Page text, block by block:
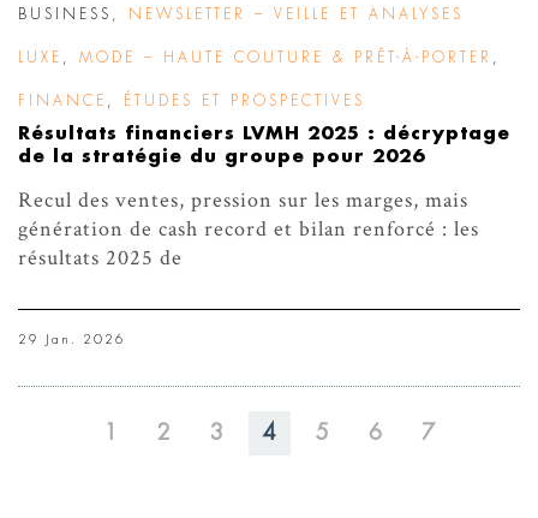
BUSINESS NEWSLETTER – VEILLE ET ANALYSES
LUXE MODE – HAUTE COUTURE & PRÊT-À-PORTER
FINANCE ÉTUDES ET PROSPECTIVES
Résultats financiers LVMH 2025 : décryptage
de la stratégie du groupe pour 2026
Recul des ventes, pression sur les marges, mais
génération de cash record et bilan renforcé : les
résultats 2025 de
29 Jan. 2026
1 2 3 4 5 6 7